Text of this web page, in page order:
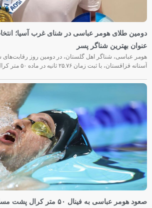
دومین طلای هومر عباسی در شنای غرب آسیا؛ انتخاب
عنوان بهترین شناگر پسر
هومر عباسی، شناگر اهل گلستان، در دومین روز رقابت‌های
آستانه قزاقستان، با ثبت زمان ۲۵.۷۶ ثانیه در ماده ۵۰ متر کرال پشت به مدال طلا
صعود هومر عباسی به فینال ۵۰ متر کرال پشت مسابقات غرب آسیا